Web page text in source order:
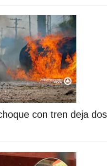
con tren deja dos